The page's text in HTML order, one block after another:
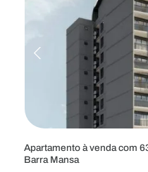
Apartamento à venda com
Barra Mansa